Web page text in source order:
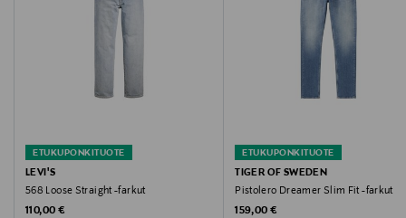
housut, GANT, miesten farkut, denim, puuvillafarkut
ETUKUPONKITUOTE
LEVI'S
568 Loose Straight -farkut
Original Price
110,00 €
ETUKUPONKITUOTE
TIGER OF SWEDEN
Pistolero Dreamer Slim Fit -farkut
Original Price
159,00 €